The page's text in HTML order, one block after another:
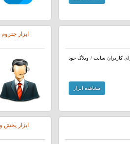
کاربران سایت / وبلاگ خود
مشاهده ابزار
ابزار چتروم
ابزار پخش